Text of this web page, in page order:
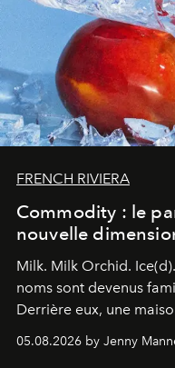
FRENCH RIVIERA
Commodity : le
nouvelle
Milk. Milk Orchid.
noms sont devenus
Derrière eux, une
une approche aussi
05.08.2026 by Jenny